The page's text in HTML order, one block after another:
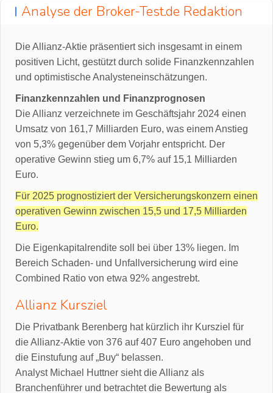
Analyse der Broker-Test.de Redaktion
Die Allianz-Aktie präsentiert sich insgesamt in einem
positiven Licht, gestützt durch solide Finanzkennzahlen
und optimistische Analysteneinschätzungen.
Finanzkennzahlen und Finanzprognosen
Die Allianz verzeichnete im Geschäftsjahr 2024 einen
Umsatz von 161,7 Milliarden Euro, was einem Anstieg
von 5,3% gegenüber dem Vorjahr entspricht. Der
operative Gewinn stieg um 6,7% auf 15,1 Milliarden
Euro.
Für 2025 prognostiziert der Versicherungskonzern einen
operativen Gewinn zwischen 15,5 und 17,5 Milliarden
Euro.
Die Eigenkapitalrendite soll bei über 13% liegen. Im
Bereich Schaden- und Unfallversicherung wird eine
Combined Ratio von etwa 92% angestrebt.
Allianz Kursziel
Die Privatbank Berenberg hat kürzlich ihr Kursziel für
die Allianz-Aktie von 376 auf 407 Euro angehoben und
die Einstufung auf „Buy“ belassen.
Analyst Michael Huttner sieht die Allianz als
Branchenführer und betrachtet die Bewertung als